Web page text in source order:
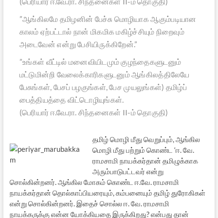
”ஆங்கிலமே தமிழனின் பேச்சு மொழியாக ஆகும்படியான
காலம் ஏற்பட்டால் நான் மிகமிக மகிழ்ச்சியும் நிறைவும்
அடைவேன் என்று பேசியிருக்கிறேன்.”
”உங்கள் வீட்டில் மனைவியிடமும் குழந்தைகளுடனும்
மட்டுமின்றி வேலைக்காரிகளுடனும் ஆங்கிலத்திலேயே
பேசுங்கள், பேசப் பழகுங்கள், பேச முயலுங்கள்) தமிழ்ப்
பைத்தியத்தை விட்டொழியுங்கள்.
(பெரியார் ஈ.வே.ரா. சிந்தனைகள் II-ம் தொகுதி)
தமிழ் மொழி மீது வெறுப்பும், ஆங்கில
மொழி மீது பற்றும் கொண்ட ‘ஈ. வே.
ராமசாமி நாயக்கர்தான் தமிழுக்காக
அரும்பாடுபட்டவர் என்று
சொல்கின்றனர். ஆங்கில மோகம் கொண்ட ஈ.வே. ராமசாமி
நாயக்கர்தான் தொல்காப்பியரையும், கம்பனையும் தமிழ் துரோகிகள்
என்று சொல்கின்றனர். இதைச் சொல்ல ஈ. வே. ராமசாமி
நாயக்கருக்கு என்ன யோக்கியதை இருக்கிறது? என்பது தான்